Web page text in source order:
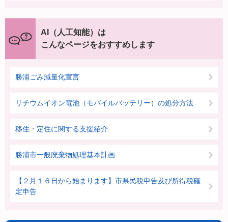
AI（人工知能）は
こんなページをおすすめします
勝浦ごみ減量化宣言
リチウムイオン電池（モバイルバッテリー）の処分方法
移住・定住に関する支援紹介
勝浦市一般廃棄物処理基本計画
【２月１６日から始まります】市県民税申告及び所得税確
定申告